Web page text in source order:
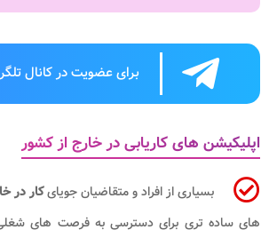
برای عضویت در کانال
اپلیکیشن های کاریابی در خارج از کشور
بسیاری از افراد و متقاضیان جویایکار در
های ساده تری برای دسترسی به فرصت های